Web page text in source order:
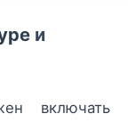
и
включать